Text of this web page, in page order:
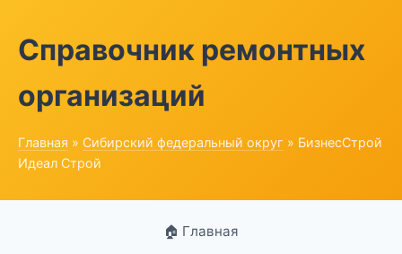
Справочник ремонтных
организаций
Главная » Сибирский федеральный округ » БизнесСтрой
Идеал Строй
🏠 Главная